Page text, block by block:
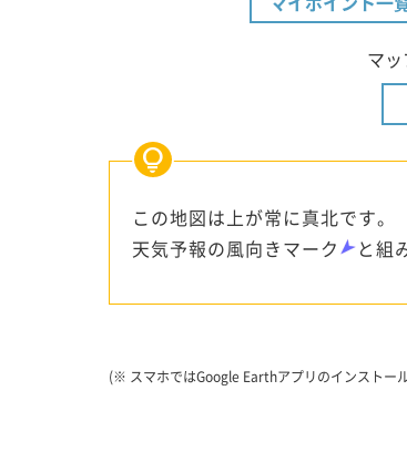
マ
この地図は上が常に真北です。
天気予報の風向きマーク
と組
(※ スマホではGoogle Earthアプリのインストー